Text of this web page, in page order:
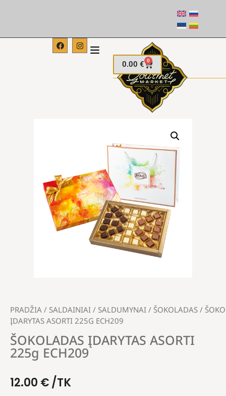
0.00 € 0
PRADŽIA / SALDAINIAI / SALDUMYNAI / ŠOKOLADAS /
ĮDARYTAS ASORTI 225G ECH209
ŠOKOLADAS ĮDARYTAS ASORTI
225g ECH209
12.00 €/TK